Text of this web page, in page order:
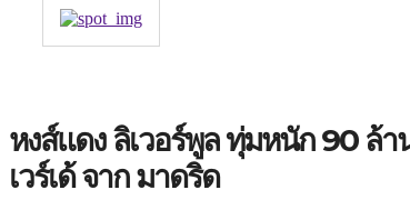
หงส์แดง ลิเวอร์พูล ทุ่มหนัก 90 ล้า
เวร์เด้ จาก มาดริด